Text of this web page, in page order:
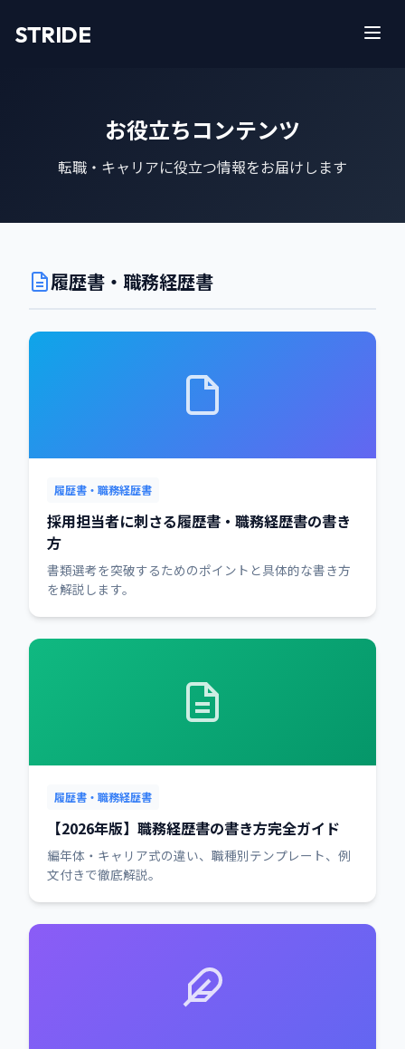
STRIDE
お役立ちコンテンツ
転職・キャリアに役立つ情報をお届けします
履歴書・職務経歴書
履歴書・職務経歴書
採用担当者に刺さる履歴書・職務経歴書の書き
方
書類選考を突破するためのポイントと具体的な書き方
を解説します。
履歴書・職務経歴書
【2026年版】職務経歴書の書き方完全ガイド
編年体・キャリア式の違い、職種別テンプレート、例
文付きで徹底解説。